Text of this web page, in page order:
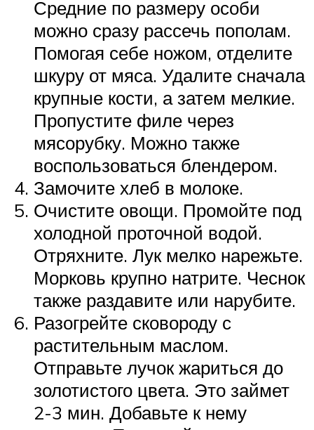
Средние по размеру особи
можно сразу рассечь пополам.
Помогая себе ножом, отделите
шкуру от мяса. Удалите сначала
крупные кости, а затем мелкие.
Пропустите филе через
мясорубку. Можно также
воспользоваться блендером.
Замочите хлеб в молоке.
Очистите овощи. Промойте под
холодной проточной водой.
Отряхните. Лук мелко нарежьте.
Морковь крупно натрите. Чеснок
также раздавите или нарубите.
Разогрейте сковороду с
растительным маслом.
Отправьте лучок жариться до
золотистого цвета. Это займет
2-3 мин. Добавьте к нему